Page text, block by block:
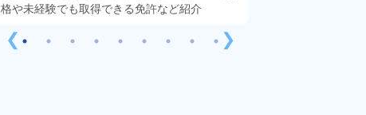
❮
格や未経験でも取得できる免許など紹介
❯